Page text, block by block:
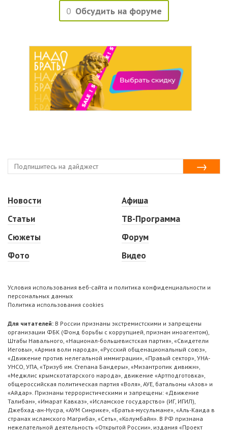
0 Обсудить на форуме
Новости
Статьи
Сюжеты
Фото
Афиша
ТВ-Программа
Форум
Видео
Условия использования веб-сайта и политика конфиденциальности и
персональных данных
Политика использования cookies
Для читателей: В России признаны экстремистскими и запрещены
организации ФБК (Фонд борьбы с коррупцией, признан иноагентом),
Штабы Навального, «Национал-большевистская партия», «Свидетели
Иеговы», «Армия воли народа», «Русский общенациональный союз»,
«Движение против нелегальной иммиграции», «Правый сектор», УНА-
УНСО, УПА, «Тризуб им. Степана Бандеры», «Мизантропик дивижн»,
«Меджлис крымскотатарского народа», движение «Артподготовка»,
общероссийская политическая партия «Воля», АУЕ, батальоны «Азов» и
«Айдар». Признаны террористическими и запрещены: «Движение
Талибан», «Имарат Кавказ», «Исламское государство» (ИГ, ИГИЛ),
Джебхад-ан-Нусра, «АУМ Синрике», «Братья-мусульмане», «Аль-Каида в
странах исламского Магриба», «Сеть», «Колумбайн». В РФ признана
нежелательной деятельность «Открытой России», издания «Проект